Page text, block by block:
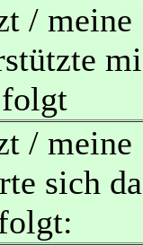
/ meine
/ meine
sich